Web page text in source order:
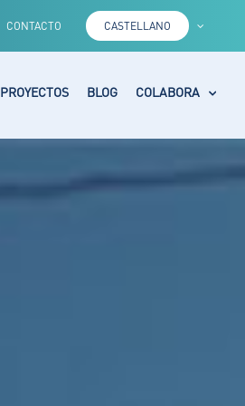
CONTACTO CASTELLANO
PROYECTOS BLOG COLABORA